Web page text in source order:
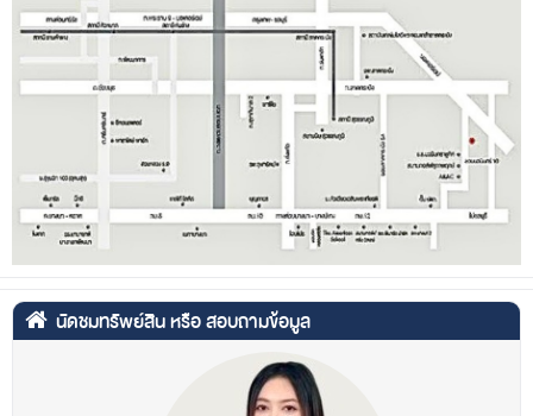
นัดชมทรัพย์สิน หรือ สอบถามข้อมูล